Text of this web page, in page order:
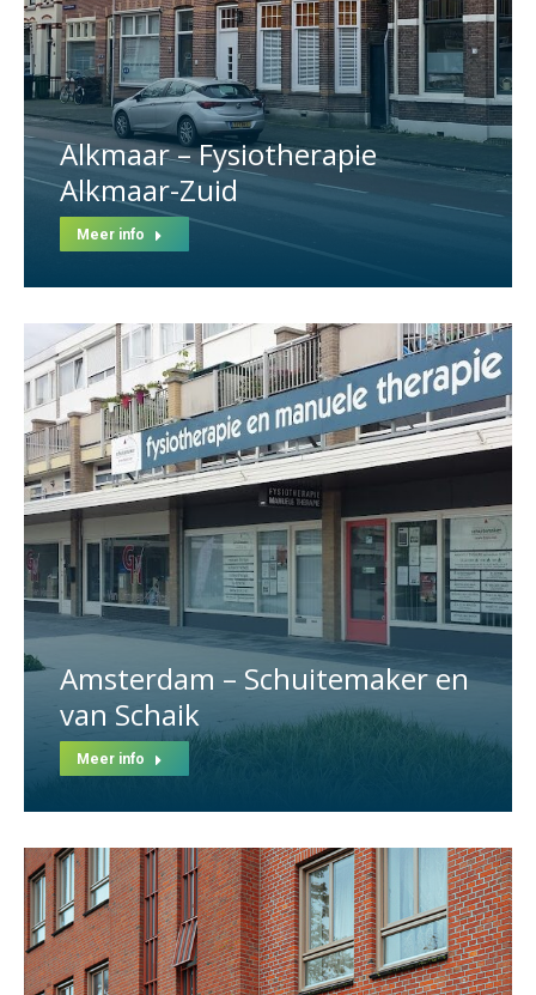
Alkmaar – Fysiotherapie
Alkmaar-Zuid
Meer info
Amsterdam – Schuitemaker en
van Schaik
Meer info